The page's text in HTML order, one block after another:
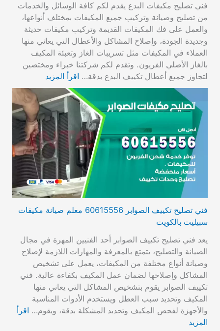
فني تصليح مكيفات البدع يقدم لكم كافة الوسائل والخدمات
من تصليح وصيانة وتركيب جميع المكيفات بمختلف أنواعها،
والعمل على فك المكيفات القديمة وتركيب مكيفات حديثة
وجديدة الجودة، وإصلاح المشاكل والأعطال التي يعاني منها
العملاء في المكيفات مثل تسريبات الغاز وتعبئة المكيف
بالغاز الأصلي الفريون. وتقدم لكم شركتنا خبراء ومختصين
لتجاوز جميع أعطال تكييف البدع بدقة… اقرأ المزيد
فني تصليح تكييف الصوابر 60615556 معلم صيانة مكيفات
سبيليت بالكويت
يعد فني تصليح تكييف الصوابر أحد الفنيين المهرة في مجال
الصيانة والتصليح، يتمتع بالمعرفة والمهارات اللازمة لإصلاح
وصيانة أنواع مختلفة من المكيفات، يعمل على تشخيص
المشاكل وإصلاحها لضمان عمل المكيف بكفاءة عالية. فني
تكييف الصوابر يقوم بتشخيص المشاكل التي يعاني منها
المكيف وتحديد سبب العطل ويستخدم الأدوات المناسبة
والأجهزة لفحص المكيف وتحديد المشكلة بدقة، ويقوم… اقرأ
المزيد